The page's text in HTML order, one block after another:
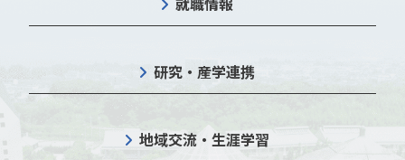
研究・産学連携
地域交流・生涯学習